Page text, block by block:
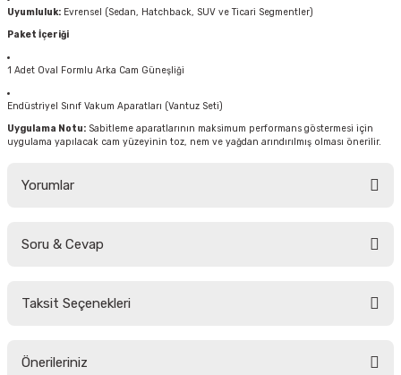
Uyumluluk: Evrensel (Sedan, Hatchback, SUV ve Ticari Segmentler)
Paket İçeriği
1 Adet Oval Formlu Arka Cam Güneşliği
Endüstriyel Sınıf Vakum Aparatları (Vantuz Seti)
Uygulama Notu: Sabitleme aparatlarının maksimum performans göstermesi için
uygulama yapılacak cam yüzeyinin toz, nem ve yağdan arındırılmış olması önerilir.
Yorumlar
Soru & Cevap
Taksit Seçenekleri
Önerileriniz